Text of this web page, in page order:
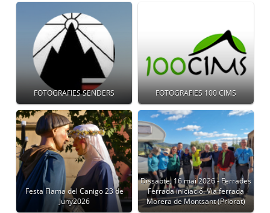
FOTOGRAFIES SENDERS FOTOGRAFIES 100 CIMS
Festa Flama del Canigo 23 de
Juny2026
Dissabte, 16 mai 2026 - Ferrades
Ferrada iniciació. Via ferrada
Morera de Montsant (Priorat)